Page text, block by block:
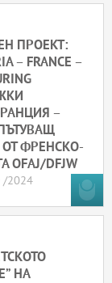
ПРОЕКТ:
– FRANCE –
–
ФРЕНСКО-
DFJW
/2024
НА